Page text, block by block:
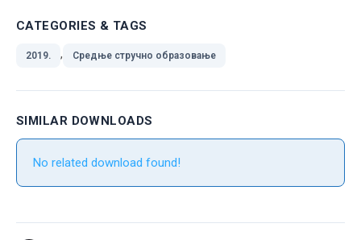
CATEGORIES & TAGS
2019. , Средње стручно образовање
SIMILAR DOWNLOADS
No related download found!